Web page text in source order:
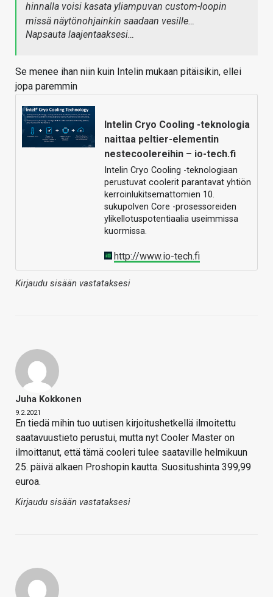
hinnalla voisi kasata yliampuvan custom-loopin
missä näytönohjainkin saadaan vesille…
Napsauta laajentaaksesi…
Se menee ihan niin kuin Intelin mukaan pitäisikin, ellei
jopa paremmin
Intelin Cryo Cooling -teknologia
naittaa peltier-elementin
nestecoolereihin – io-tech.fi
Intelin Cryo Cooling -teknologiaan
perustuvat coolerit parantavat yhtiön
kerroinlukitsemattomien 10.
sukupolven Core -prosessoreiden
ylikellotuspotentiaalia useimmissa
kuormissa.
http://www.io-tech.fi
Kirjaudu sisään vastataksesi
Juha Kokkonen
9.2.2021
En tiedä mihin tuo uutisen kirjoitushetkellä ilmoitettu
saatavuustieto perustui, mutta nyt Cooler Master on
ilmoittanut, että tämä cooleri tulee saataville helmikuun
25. päivä alkaen Proshopin kautta. Suositushinta 399,99
euroa.
Kirjaudu sisään vastataksesi